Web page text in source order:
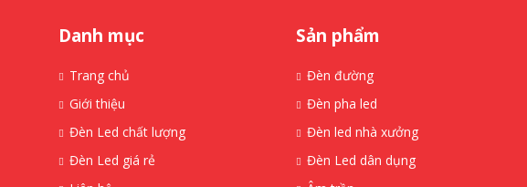
Danh mục
Trang chủ
Giới thiệu
Đèn Led chất lượng
Đèn Led giá rẻ
Sản phẩm
Đèn đường
Đèn pha led
Đèn led nhà xưởng
Đèn Led dân dụng